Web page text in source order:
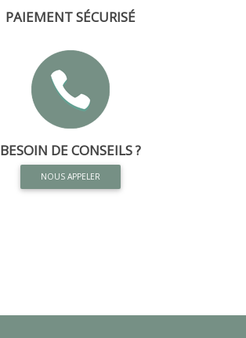
PAIEMENT SÉCURISÉ
BESOIN DE CONSEILS ?
NOUS APPELER